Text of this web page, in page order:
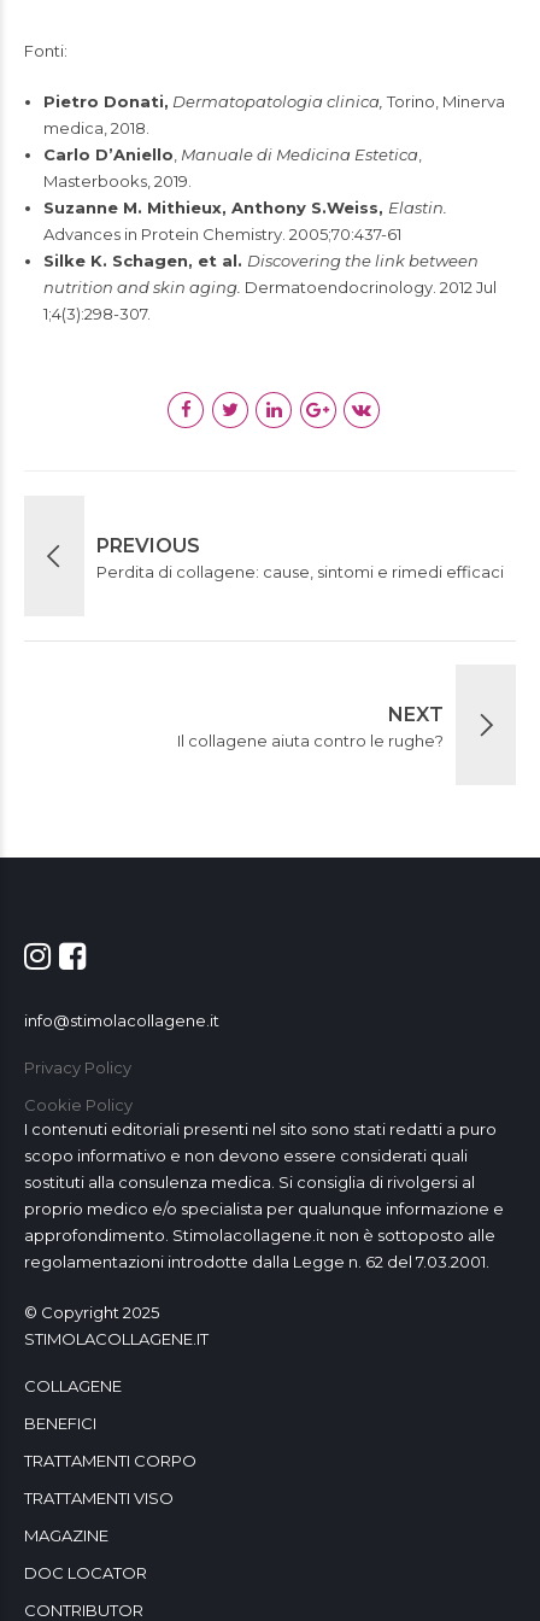
Fonti:
Pietro Donati, Dermatopatologia clinica, Torino, Minerva
medica, 2018.
Carlo D’Aniello Manuale di Medicina Estetica
Masterbooks, 2019.
Suzanne M. Mithieux, Anthony S.Weiss, Elastin.
Advances in Protein Chemistry. 2005;70:437-61
Silke K. Schagen, et al. Discovering the link between
nutrition and skin aging. Dermatoendocrinology. 2012 Jul
1;4(3):298-307.
PREVIOUS
Perdita di collagene: cause, sintomi e rimedi efficaci
NEXT
Il collagene aiuta contro le rughe?
info@stimolacollagene.it
Privacy Policy
Cookie Policy
I contenuti editoriali presenti nel sito sono stati redatti a puro
scopo informativo e non devono essere considerati quali
sostituti alla consulenza medica. Si consiglia di rivolgersi al
proprio medico e/o specialista per qualunque informazione e
approfondimento. Stimolacollagene.it non è sottoposto alle
regolamentazioni introdotte dalla Legge n. 62 del 7.03.2001.
© Copyright 2025
STIMOLACOLLAGENE.IT
COLLAGENE
BENEFICI
TRATTAMENTI CORPO
TRATTAMENTI VISO
MAGAZINE
DOC LOCATOR
CONTRIBUTOR